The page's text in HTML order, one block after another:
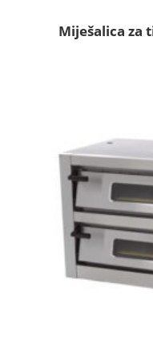
Miješalica za